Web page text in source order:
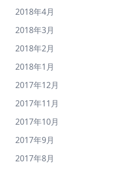
2018年4月
2018年3月
2018年2月
2018年1月
2017年12月
2017年11月
2017年10月
2017年9月
2017年8月